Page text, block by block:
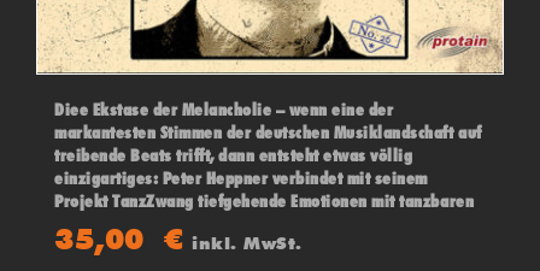
Diee Ekstase der Melancholie – wenn eine der
markantesten Stimmen der deutschen Musiklandschaft auf
treibende Beats trifft, dann entsteht etwas völlig
einzigartiges: Peter Heppner verbindet mit seinem
Projekt TanzZwang tiefgehende Emotionen mit tanzbaren
Tönen.
35,00€ inkl. MwSt.